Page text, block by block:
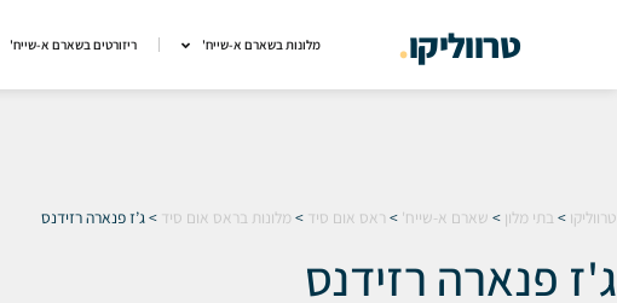
טרווליקו. מלונות בשארם א-שייח' ריזורטים בשארם א-שייח'
טרווליקו > בתי מלון > שארם א-שייח' > ראס אום סיד > מלונות בראס אום סיד >ג’ז פנארה רזידנס
ג'ז פנארה רזידנס